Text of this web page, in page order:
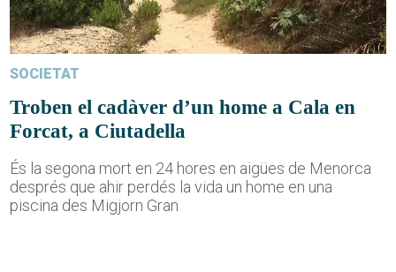
SOCIETAT
Troben el cadàver d’un home a Cala en
Forcat, a Ciutadella
És la segona mort en 24 hores en aigües de Menorca
després que ahir perdés la vida un home en una
piscina des Migjorn Gran